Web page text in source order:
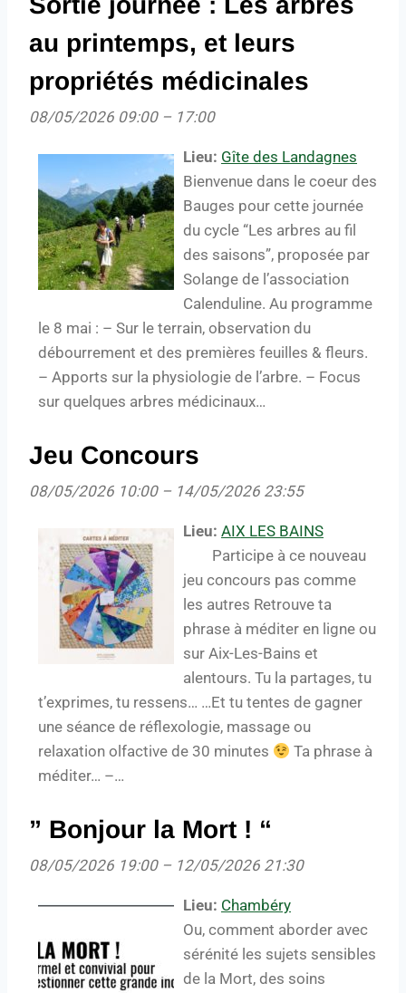
au printemps, et leurs
propriétés médicinales
08/05/2026 09:00– 17:00
Lieu: Gîte des Landagnes
Bienvenue dans le coeur des
Bauges pour cette journée
du cycle “Les arbres au fil
des saisons”, proposée par
Solange de l’association
Calenduline. Au programme
le 8 mai : – Sur le terrain, observation du
débourrement et des premières feuilles & fleurs.
– Apports sur la physiologie de l’arbre. – Focus
sur quelques arbres médicinaux…
Jeu Concours
08/05/2026 10:00– 14/05/2026 23:55
Lieu: AIX LES BAINS
Participe à ce nouveau
jeu concours pas comme
les autres Retrouve ta
phrase à méditer en ligne ou
sur Aix-Les-Bains et
alentours. Tu la partages, tu
t’exprimes, tu ressens… …Et tu tentes de gagner
une séance de réflexologie, massage ou
relaxation olfactive de 30 minutes
Ta phrase à
méditer… –…
” Bonjour la Mort ! “
08/05/2026 19:00– 12/05/2026 21:30
Lieu: Chambéry
Ou, comment aborder avec
sérénité les sujets sensibles
de la Mort, des soins